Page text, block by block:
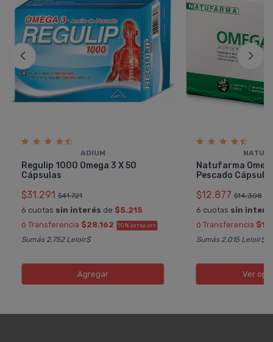
ADIUM
Regulip 1000 Omega 3 X 50
Cápsulas
$31.291 $41.721
6 cuotas sin interés de $5.215
ó Transferencia $28.162 10% EXTRA OFF
Sumás 2.752 Leloir$
Agregar
Natufarma
Pescado
$12.877 $14.308
6 cuotas sin
ó Transferencia
Sumás 2.015 Leloir$
Ver